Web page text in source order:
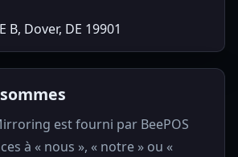
B, Dover, DE 19901
est fourni par BeePOS
à « nous », « notre » ou «